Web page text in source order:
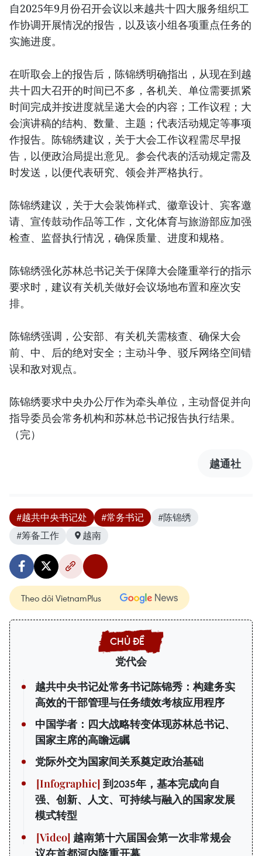
自2025年9月份召开会议以来越共十四大服务组织工
作协调开展情况的报告，以及该小组各项重点任务的
实施进度。
在听取会上的报告后，陈锦绣明确指出，从现在到越
共十四大召开的时间已不多，各机关、单位需要抓紧
时间完成并按进度就呈递大会的内容；工作议程；大
会演讲稿的结构、数量、主题；代表活动规定等事项
作报告。陈锦绣建议，关于大会工作议程需尽早报
告，以便政治局提出意见。参会代表的活动规定需及
时发送，以便代表研究、领会并严格执行。
陈锦绣建议，关于大会装饰样式、徽章设计、宾客邀
请、宣传鼓动作品等工作，文化体育与旅游部应加强
检查、监督执行情况，确保质量、进度和规格。
陈锦绣强化苏林总书记关于保障大会隆重举行的指示
要求时，建议有关机关做好会议场地布置和座次安
排。
陈锦绣强调，公安部、有关机关需核查、确保大会
前、中、后的绝对安全；主动斗争、驳斥网络空间错
误和敌对观点。
陈锦绣要求中央办公厅作为牵头单位，主动督促并向
指导委员会常务机构和苏林总书记报告执行结果。
（完）
越通社
#越共中央书记处 #常务书记
#陈锦绣
#筹备工作
越南
Theo dõi VietnamPlus
党代会
越共中央书记处常务书记陈锦秀：构建务实
高效的干部管理与任务绩效考核应用程序
中国学者：四大战略转变体现苏林总书记、
国家主席的高瞻远瞩
党际外交为国家间关系奠定政治基础
到2035年，基本完成向自
强、创新、人文、可持续与融入的国家发展
模式转型
越南第十六届国会第一次非常规会